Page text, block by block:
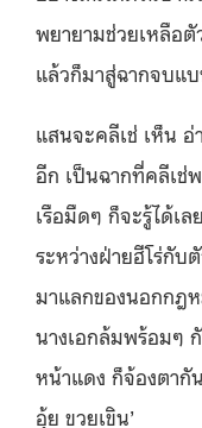
พยายามช่วยเหลือตั
แล้วก็มาสู่ฉากจบแ
แสนจะคลีเช่ เห็น
อีก เป็นฉากที่คลีเช่
เรือมืดๆ ก็จะรู้ได้เ
ระหว่างฝ่ายฮีโร่กับ
มาแลกของนอกกฎ
นางเอกล้มพร้อมๆ
หน้าแดง ก็จ้องตากั
อุ้ย ขวยเขิน’